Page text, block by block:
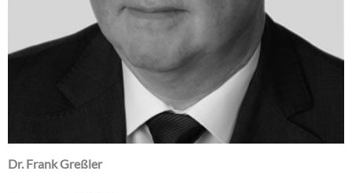
Dr. Frank Greßler